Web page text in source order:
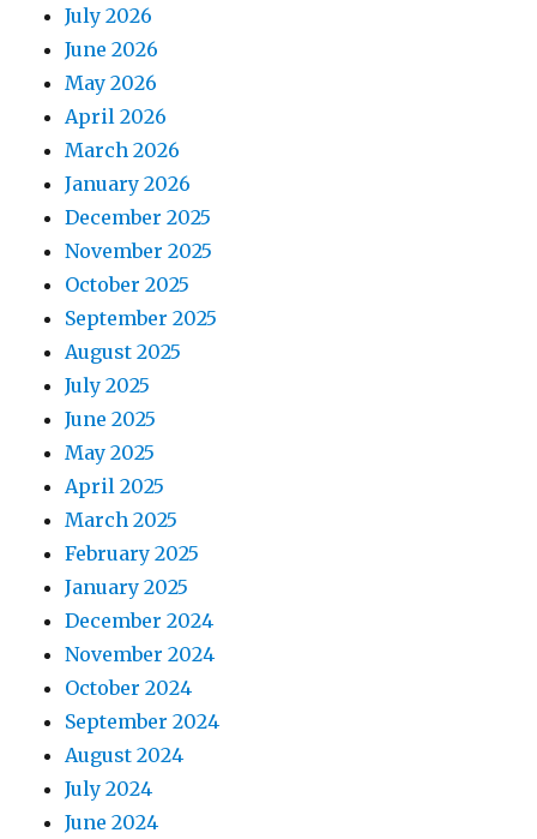
July 2026
June 2026
May 2026
April 2026
March 2026
January 2026
December 2025
November 2025
October 2025
September 2025
August 2025
July 2025
June 2025
May 2025
April 2025
March 2025
February 2025
January 2025
December 2024
November 2024
October 2024
September 2024
August 2024
July 2024
June 2024